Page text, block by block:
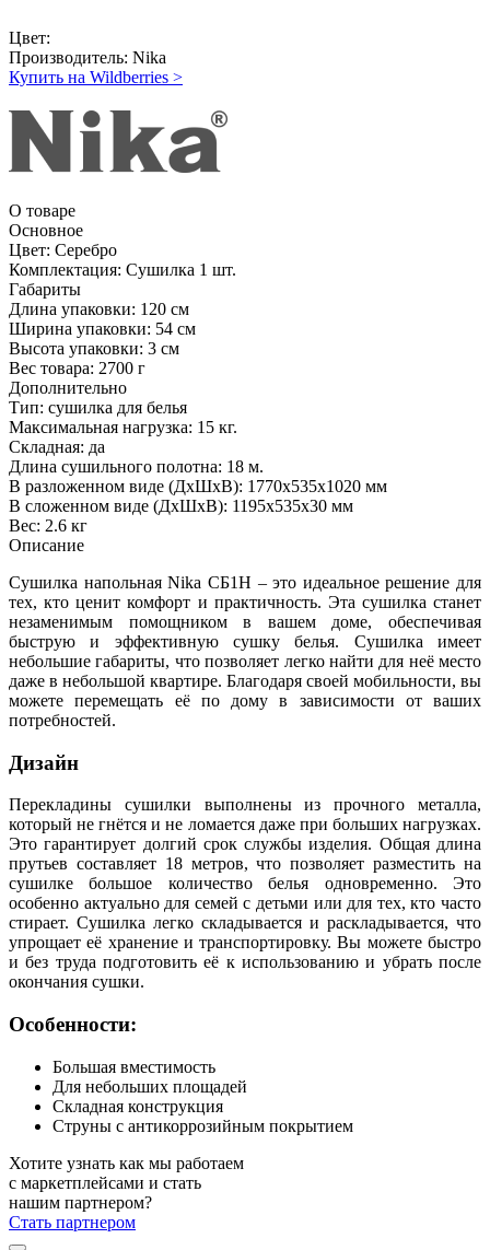
Цвет:
Производитель: Nika
Купить на Wildberries >
О товаре
Основное
Цвет: Серебро
Комплектация: Сушилка 1 шт.
Габариты
Длина упаковки: 120 см
Ширина упаковки: 54 см
Высота упаковки: 3 см
Вес товара: 2700 г
Дополнительно
Тип: сушилка для белья
Максимальная нагрузка: 15 кг.
Складная: да
Длина сушильного полотна: 18 м.
В разложенном виде (ДхШхВ): 1770х535х1020 мм
В сложенном виде (ДхШхВ): 1195х535х30 мм
Вес: 2.6 кг
Описание
Сушилка напольная Nika СБ1Н – это идеальное решение для
тех, кто ценит комфорт и практичность. Эта сушилка станет
незаменимым помощником в вашем доме, обеспечивая
быструю и эффективную сушку белья. Сушилка имеет
небольшие габариты, что позволяет легко найти для неё место
даже в небольшой квартире. Благодаря своей мобильности, вы
можете перемещать её по дому в зависимости от ваших
потребностей.
Дизайн
Перекладины сушилки выполнены из прочного металла,
который не гнётся и не ломается даже при больших нагрузках.
Это гарантирует долгий срок службы изделия. Общая длина
прутьев составляет 18 метров, что позволяет разместить на
сушилке большое количество белья одновременно. Это
особенно актуально для семей с детьми или для тех, кто часто
стирает. Сушилка легко складывается и раскладывается, что
упрощает её хранение и транспортировку. Вы можете быстро
и без труда подготовить её к использованию и убрать после
окончания сушки.
Особенности:
Большая вместимость
Для небольших площадей
Складная конструкция
Струны с антикоррозийным покрытием
Хотите узнать как мы работаем
с маркетплейсами и стать
нашим партнером?
Стать партнером